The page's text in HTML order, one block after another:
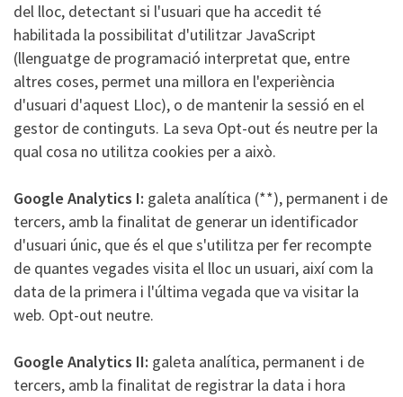
del lloc, detectant si l'usuari que ha accedit té
habilitada la possibilitat d'utilitzar JavaScript
(llenguatge de programació interpretat que, entre
altres coses, permet una millora en l'experiència
d'usuari d'aquest Lloc), o de mantenir la sessió en el
gestor de continguts. La seva Opt-out és neutre per la
qual cosa no utilitza cookies per a això.
Google Analytics I: galeta analítica (**), permanent i de
tercers, amb la finalitat de generar un identificador
d'usuari únic, que és el que s'utilitza per fer recompte
de quantes vegades visita el lloc un usuari, així com la
data de la primera i l'última vegada que va visitar la
web. Opt-out neutre.
Google Analytics II: galeta analítica, permanent i de
tercers, amb la finalitat de registrar la data i hora